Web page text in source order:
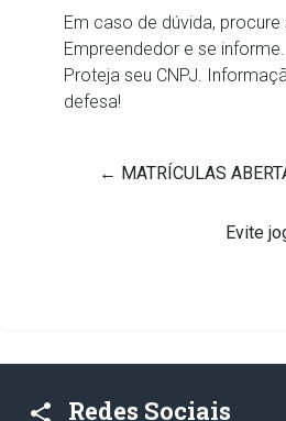
Em caso de dúvida, procure
Empreendedor e se informe.
Proteja seu CNPJ.
defesa!
← MATRÍCULAS
Evite
share Redes Sociais